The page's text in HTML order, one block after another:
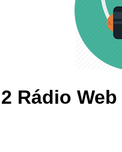
2 Rádio Web